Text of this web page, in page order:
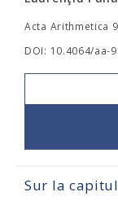
Acta Arithmetica
DOI: 10.4064/aa-
Sur la